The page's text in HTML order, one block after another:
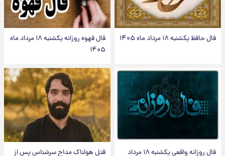
فال حافظ یکشنبه ۱۸ مرداد ماه ۱۴۰۵
فال قهوه روزانه یکشنبه ۱۸ مرداد ماه
۱۴۰۵
فال روزانه واقعی یکشنبه ۱۸ مرداد
قتل هولناک مداح سرشناس پس از